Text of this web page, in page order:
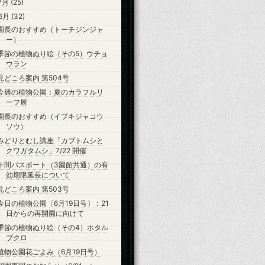
(25)
月 (32)
長のおすすめ（トーチジンジャ
ー）
節の植物ぬり絵（その5）ウチョ
ウラン
どころ案内 第504号
週の植物公園：夏のカラフルリ
ーフ展
長のおすすめ（イブキジャコウ
ソウ）
どりとむし講座「カブトムシと
クワガタムシ」7/22 開催
間パスポート（3園館共通）の有
効期限延長について
どころ案内 第503号
日の植物公園〔6月19日号〕：21
日からの再開園に向けて
節の植物ぬり絵（その4）ホタル
ブクロ
物公園花ごよみ（6月19日号）